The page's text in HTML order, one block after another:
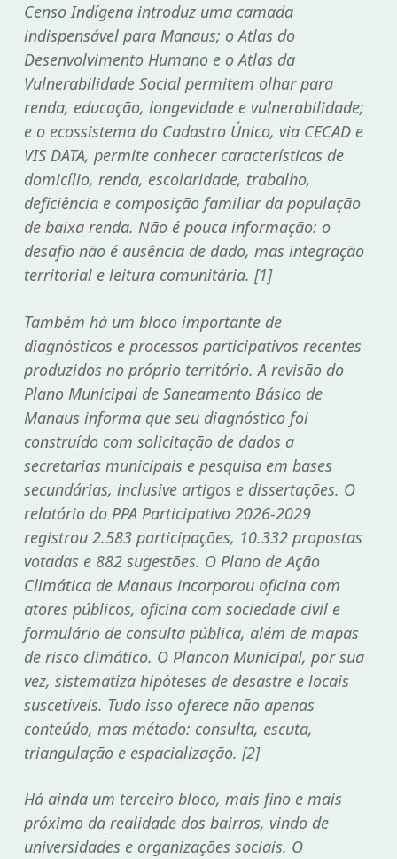
Censo Indígenaintroduz uma camada
indispensável para Manaus; oAtlas do
Desenvolvimento Humanoe oAtlas da
Vulnerabilidade Socialpermitem olhar para
renda, educação, longevidade e vulnerabilidade;
e o ecossistema do Cadastro Único, via CECAD e
VIS DATA, permite conhecer características de
domicílio, renda, escolaridade, trabalho,
deficiência e composição familiar da população
de baixa renda. Não é pouca informação: o
desafio não é ausência de dado, mas integração
territorial e leitura comunitária. [1]
Também há um bloco importante de
diagnósticos e processos participativos recentes
produzidos no próprio território. A revisão do
Plano Municipal de Saneamento Básico de
Manaus informa que seu diagnóstico foi
construído com solicitação de dados a
secretarias municipais e pesquisa em bases
secundárias, inclusive artigos e dissertações. O
relatório do PPA Participativo 2026-2029
registrou 2.583 participações, 10.332 propostas
votadas e 882 sugestões. O Plano de Ação
Climática de Manaus incorporou oficina com
atores públicos, oficina com sociedade civil e
formulário de consulta pública, além de mapas
de risco climático. O Plancon Municipal, por sua
vez, sistematiza hipóteses de desastre e locais
suscetíveis. Tudo isso oferece não apenas
conteúdo, mas método: consulta, escuta,
triangulação e espacialização. [2]
Há ainda um terceiro bloco, mais fino e mais
próximo da realidade dos bairros, vindo de
universidades e organizações sociais. O